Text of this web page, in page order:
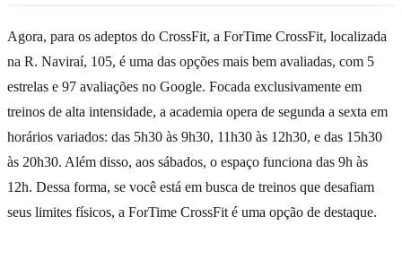
Agora, para os adeptos do CrossFit, a ForTime CrossFit, localizada
na R. Naviraí, 105, é uma das opções mais bem avaliadas, com 5
estrelas e 97 avaliações no Google. Focada exclusivamente em
treinos de alta intensidade, a academia opera de segunda a sexta em
horários variados: das 5h30 às 9h30, 11h30 às 12h30, e das 15h30
às 20h30. Além disso, aos sábados, o espaço funciona das 9h às
12h. Dessa forma, se você está em busca de treinos que desafiam
seus limites físicos, a ForTime CrossFit é uma opção de destaque.